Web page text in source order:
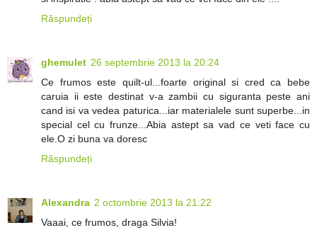
Răspundeți
ghemulet 26 septembrie 2013 la 20:24
Ce frumos este quilt-ul...foarte original si cred ca bebe
caruia ii este destinat v-a zambii cu siguranta peste ani
cand isi va vedea paturica...iar materialele sunt superbe...in
special cel cu frunze...Abia astept sa vad ce veti face cu
ele.O zi buna va doresc
Răspundeți
Alexandra 2 octombrie 2013 la 21:22
Vaaai, ce frumos, draga Silvia!